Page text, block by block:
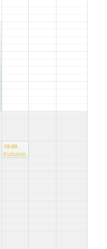
19:00
Kubanis